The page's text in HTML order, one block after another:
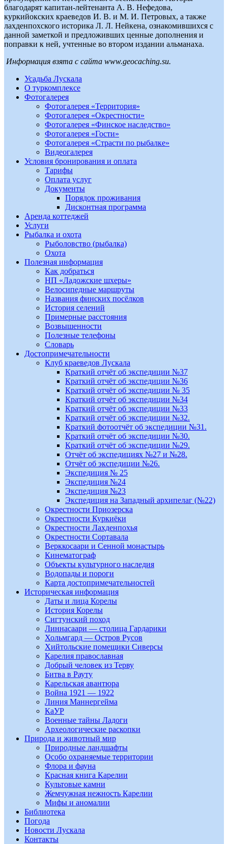
Информация взята с сайта www.geocaching.su.
Усадьба Лускала
О туркомплексе
Фотогалерея
Фотогалерея «Территория»
Фотогалерея «Окрестности»
Фотогалерея «Финское наследство»
Фотогалерея «Гости»
Фотогалерея «Страсти по рыбалке»
Видеогалерея
Условия бронирования и оплата
Тарифы
Оплата услуг
Документы
Порядок проживания
Дисконтная программа
Аренда коттеджей
Услуги
Рыбалка и охота
Рыболовство (рыбалка)
Охота
Полезная информация
Как добраться
НП «Ладожские шхеры»
Велосипедные маршруты
Названия финских посёлков
История селений
Примерные расстояния
Возвышенности
Полезные телефоны
Словарь
Достопримечательности
Клуб краеведов Лускала
Краткий отчёт об экспедиции №37
Краткий отчёт об экспедиции №36
Краткий отчёт об экспедиции № 35
Краткий отчёт об экспедиции №34
Краткий отчёт об экспедиции №33
Краткий отчёт об экспедиции №32.
Краткий фотоотчёт об экспедиции №31.
Краткий отчёт об экспедиции №30.
Краткий отчёт об экспедиции №29.
Отчёт об экспедициях №27 и №28.
Отчёт об экспедиции №26.
Экспедиция № 25
Экспедиция №24
Экспедиция №23
Экспедиция на Западный архипелаг (№22)
Окрестности Приозерска
Окрестности Куркиёки
Окрестности Лахденпохья
Окрестности Сортавала
Верккосаари и Сенной монастырь
Кинематограф
Объекты культурного наследия
Водопады и пороги
Карта достопримечательностей
Историческая информация
Даты и лица Корелы
История Корелы
Сигтунский поход
Линнасаари — столица Гардарики
Хольмгард — Остров Русов
Хийтольские помещики Сиверсы
Карелия православная
Добрый человек из Терву
Битва в Рауту
Карельская авантюра
Война 1921 — 1922
Линия Маннергейма
КаУР
Военные тайны Ладоги
Археологические раскопки
Природа и животный мир
Природные ландшафты
Особо охраняемые территории
Флора и фауна
Красная книга Карелии
Культовые камни
Жемчужная нежность Карелии
Мифы и аномалии
Библиотека
Погода
Новости Лускала
Контакты